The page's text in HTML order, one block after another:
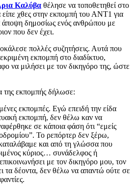
Καλύβα θέλησε να τοποθετηθεί στο
χθες στην εκπομπή του ΑΝΤ1 για
άποψη δημοσίως ενός ανθρώπου με
που δεν έχει.
πολλές συζητήσεις. Αυτά που
εκπομπή στο διαδίκτυο,
να μιλήσει με τον δικηγόρο της, ώστε
εκπομπής δήλωσε:
εκπομπές. Εγώ επειδή την είδα
εκπομπή, δεν θέλω καν να
σε κάποια φάση ότι “εμείς
Το ρεπόρτερ δεν ξέρω,
και από τη γλώσσα που
κύριος… συνάδελφος ή
με τον δικηγόρο μου, τον
τα δέοντα, δεν θέλω να απαντώ ούτε σε